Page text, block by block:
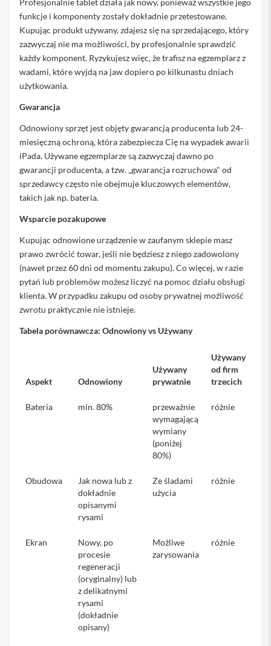
a
x
i
h
o
n
1
i
P
h
o
n
e
5
l
s
i
P
o
r
1
a
funkcje i komponenty zostały dokładnie przetestowane.
Kupując produkt używany, zdajesz się na sprzedającego, który
zazwyczaj nie ma możliwości, by profesjonalnie sprawdzić
każdy komponent. Ryzykujesz więc, że trafisz na egzemplarz z
wadami, które wyjdą na jaw dopiero po kilkunastu dniach
użytkowania.
Gwarancja
Odnowiony sprzęt jest objęty gwarancją producenta lub 24-
miesięczną ochroną, która zabezpiecza Cię na wypadek awarii
iPada. Używane egzemplarze są zazwyczaj dawno po
gwarancji producenta, a tzw. „gwarancja rozruchowa" od
sprzedawcy często nie obejmuje kluczowych elementów,
takich jak np. bateria.
Wsparcie pozakupowe
Kupując odnowione urządzenie w zaufanym sklepie masz
prawo zwrócić towar, jeśli nie będziesz z niego zadowolony
(nawet przez 60 dni od momentu zakupu). Co więcej, w razie
pytań lub problemów możesz liczyć na pomoc działu obsługi
klienta. W przypadku zakupu od osoby prywatnej możliwość
zwrotu praktycznie nie istnieje.
Tabela porównawcza: Odnowiony vs Używany
Aspekt Odnowiony
Używany
prywatnie
Używany
od firm
trzecich
Bateria min. 80%
przeważnie
wymagającą
wymiany
(poniżej
80%)
różnie
Obudowa
Jak nowa lub z
dokładnie
opisanymi
rysami
Ze śladami
użycia
różnie
Ekran
Nowy, po
procesie
regeneracji
(oryginalny) lub
z delikatnymi
rysami
(dokładnie
opisany)
Możliwe
zarysowania
różnie